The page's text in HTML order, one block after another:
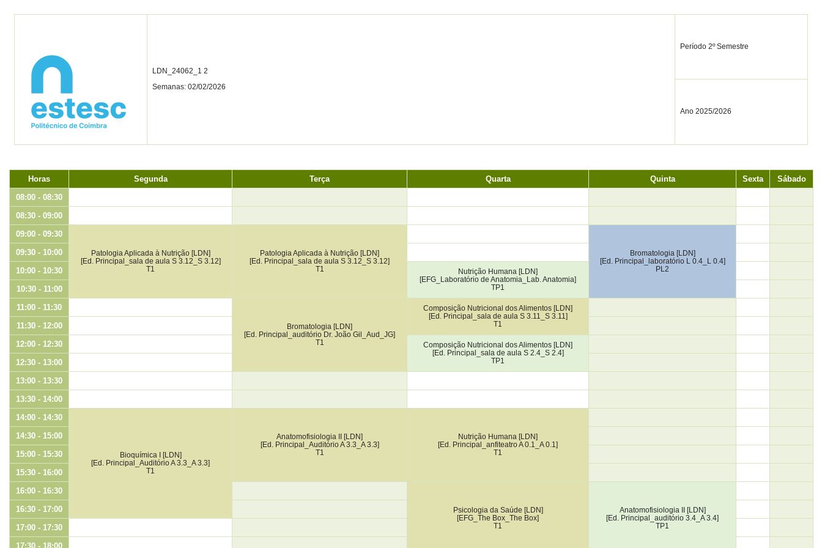
LDN_24062_1 2
Semanas: 02/02/2026
Período 2º Semestre
Ano 2025/2026
Horas Segunda Terça Quarta Quinta Sexta
Sábado
08:00 - 08:30
08:30 - 09:00
09:00 - 09:30
Patologia Aplicada à Nutrição [LDN]
[Ed. Principal_sala de aula S 3.12_S 3.12]
T1
Patologia Aplicada à Nutrição [LDN]
[Ed. Principal_sala de aula S 3.12_S 3.12]
T1
Bromatologia [LDN]
[Ed. Principal_laboratório L 0.4_L 0.4]
PL2
09:30 - 10:00
10:00 - 10:30
Nutrição Humana [LDN]
[EFG_Laboratório de Anatomia_Lab. Anatomia]
TP1
10:30 - 11:00
11:00 - 11:30
Bromatologia [LDN]
[Ed. Principal_auditório Dr. João Gil_Aud_JG]
T1
Composição Nutricional dos Alimentos [LDN]
[Ed. Principal_sala de aula S 3.11_S 3.11]
T1
11:30 - 12:00
12:00 - 12:30
Composição Nutricional dos Alimentos [LDN]
[Ed. Principal_sala de aula S 2.4_S 2.4]
TP1
12:30 - 13:00
13:00 - 13:30
13:30 - 14:00
14:00 - 14:30
Bioquímica I [LDN]
[Ed. Principal_Auditório A 3.3_A 3.3]
T1
Anatomofisiologia II [LDN]
[Ed. Principal_Auditório A 3.3_A 3.3]
T1
Nutrição Humana [LDN]
[Ed. Principal_anfiteatro A 0.1_A 0.1]
T1
14:30 - 15:00
15:00 - 15:30
15:30 - 16:00
16:00 - 16:30
Psicologia da Saúde [LDN]
[EFG_The Box_The Box]
T1
Anatomofisiologia II [LDN]
[Ed. Principal_auditório 3.4_A 3.4]
TP1
16:30 - 17:00
17:00 - 17:30
17:30 - 18:00